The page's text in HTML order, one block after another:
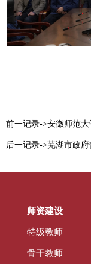
前一记录->安徽师范
师资建设
特级教师
骨干教师